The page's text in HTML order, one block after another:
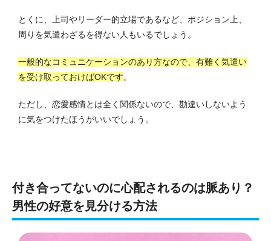
とくに、上司やリーダー的立場であるなど、ポジション上、
周りを気遣わざるを得ない人もいるでしょう。
一般的なコミュニケーションのあり方なので、有難く気遣い
を受け取っておけばOKです。
ただし、恋愛感情とは全く関係ないので、勘違いしないよう
に気をつけたほうがいいでしょう。
付き合ってないのに心配されるのは脈あり？
男性の好意を見分ける方法